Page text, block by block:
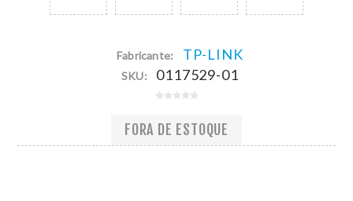
Fabricante: TP-LINK
SKU: 0117529-01
FORA DE ESTOQUE